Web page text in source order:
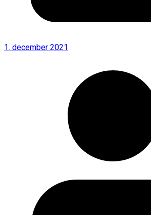
1. december 2021